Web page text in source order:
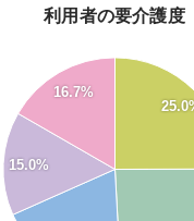
利用者の要介護度
15.0%
16.7%